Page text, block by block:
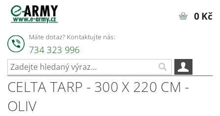
Máte dotaz? Kontaktujte nás:
734 323 996
0 Kč
CELTA TARP - 300 X 220 CM -
OLIV